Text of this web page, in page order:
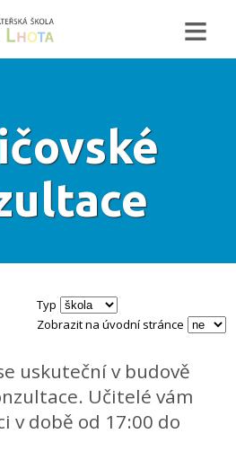
≡
Typ
Zobrazit na úvodní stránce
uskuteční v budově
Učitelé vám
v době od 17:00 do